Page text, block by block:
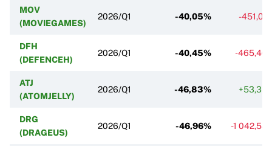
MOV
(MOVIEGAMES)
2026/Q1 -40,05% -
DFH
(DEFENCEH)
2026/Q1 -40,45% -
ATJ
(ATOMJELLY)
2026/Q1 -46,83%
DRG
(DRAGEUS)
2026/Q1 -46,96% -1